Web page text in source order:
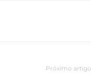
Próximo artigo